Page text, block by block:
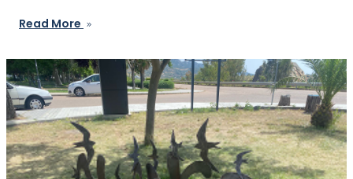
Read More